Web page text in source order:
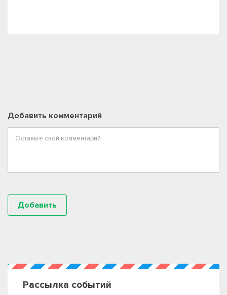
Добавить комментарий
Рассылка событий